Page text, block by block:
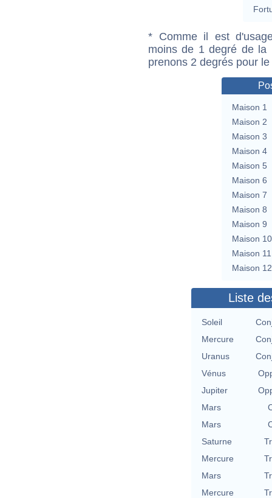
* Comme il est
moins de 1 degré de la
prenons 2 degrés pour
Maison 1
Maison 2
Maison 3
Maison 4
Maison 5
Maison 6
Maison 7
Maison 8
Maison 9
Maison 10
Maison 11
Maison 12
Liste
Soleil
Mercure
Uranus
Vénus
Jupiter
Mars
Mars
Saturne
Mercure
Mars
Mercure